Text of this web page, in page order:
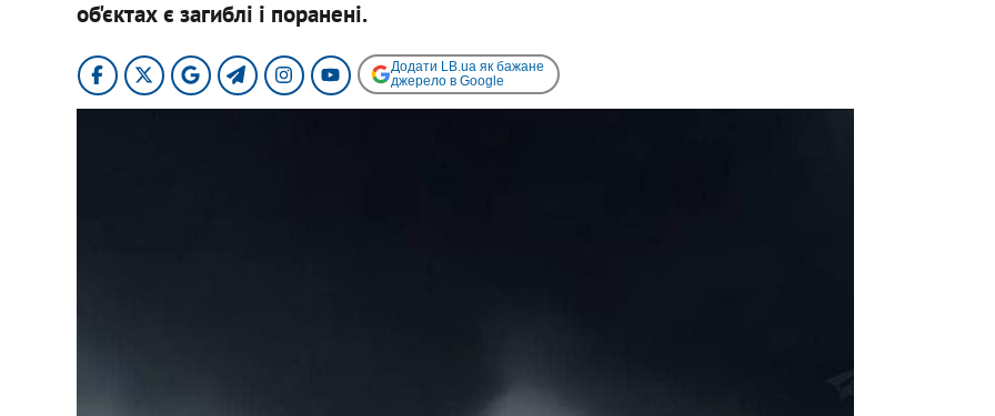
об'єктах є загиблі і поранені.
Додати LB.ua як бажане
джерело в Google